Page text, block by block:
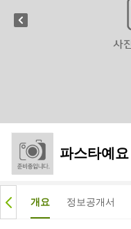
파스타예요
개요 정보공개서